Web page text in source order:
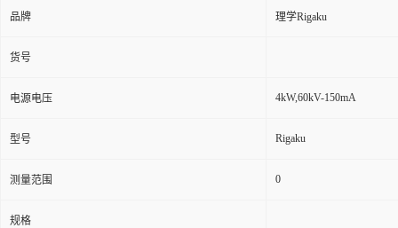
品牌 理学Rigaku
货号
电源电压 4kW,60kV-150mA
型号 Rigaku
测量范围 0
规格